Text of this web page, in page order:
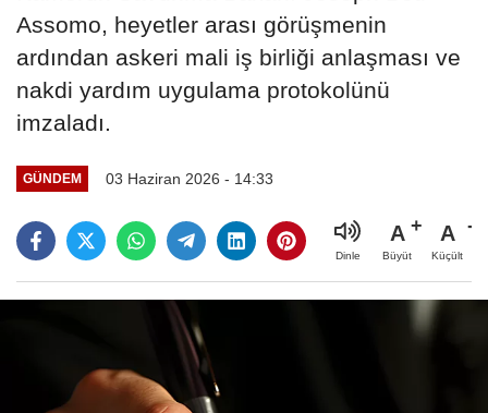
Assomo, heyetler arası görüşmenin
ardından askeri mali iş birliği anlaşması ve
nakdi yardım uygulama protokolünü
imzaladı.
GÜNDEM 03 Haziran 2026 - 14:33
Dinle
A
Büyüt
A
Küçült